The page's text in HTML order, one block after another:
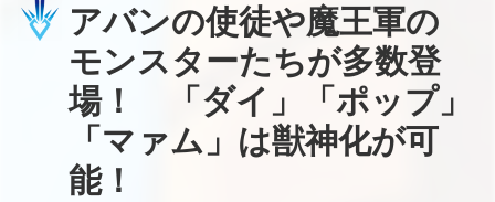
アバンの使徒や魔王軍の
モンスターたちが多数登
場！ 「ダイ」「ポップ」
「マァム」は獣神化が可
能！